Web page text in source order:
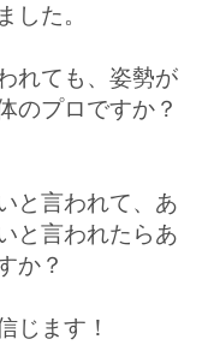
した。
れても、姿勢が
のプロですか？
と言われて、あ
と言われたらあ
か？
じます！